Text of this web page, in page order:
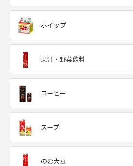
ホイップ
果汁・野菜飲料
コーヒー
スープ
のむ大豆